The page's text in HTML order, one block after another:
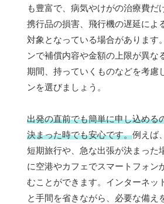
も豊富で、病気やけがの治療費だ
携行品の損害、飛行機の遅延によ
対象となっている場合があります
ンで補償内容や金額の上限が異な
期間、持っていくものなどを考慮
ンを選びましょう。
出発の直前でも簡単に申し込める
決まった時でも安心です。例えば
短期旅行や、急な出張が決まった
に空港やカフェでスマートフォン
むことができます。インターネッ
と手間を省きながら、必要な備え